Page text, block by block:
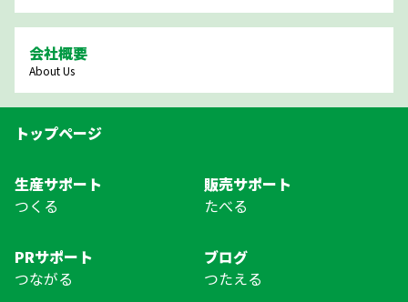
会社概要
About Us
トップページ
生産サポート
つくる
販売サポート
たべる
PRサポート
つながる
ブログ
つたえる